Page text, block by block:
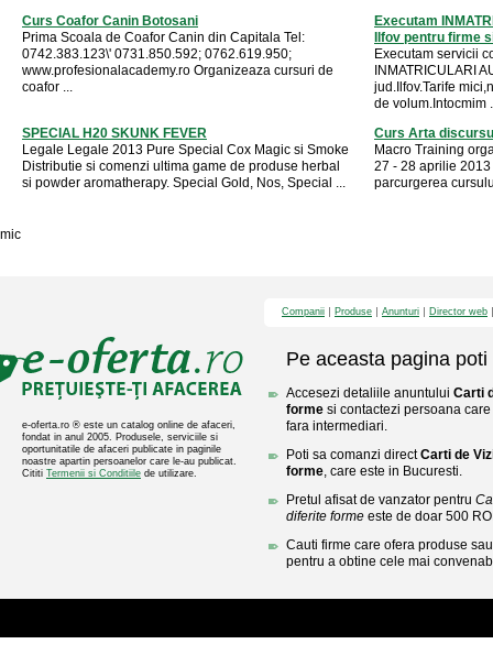
Curs Coafor Canin Botosani
Prima Scoala de Coafor Canin din Capitala Tel:
0742.383.123\' 0731.850.592; 0762.619.950;
www.profesionalacademy.ro Organizeaza cursuri de
coafor ...
Executam
Ilfov pentru firme
Executam servicii
INMATRICULARI
jud.Ilfov.Tarife
de volum.Intocmim
SPECIAL H20 SKUNK FEVER
Legale Legale 2013 Pure Special Cox Magic si Smoke
Distributie si comenzi ultima game de produse herbal
si powder aromatherapy. Special Gold, Nos, Special ...
Curs Arta
Macro Training
27 - 28 aprilie
parcurgerea
mic
e-oferta.ro ® este un catalog online de afaceri,
fondat in anul 2005. Produsele, serviciile si
oportunitatile de afaceri publicate in paginile
noastre apartin persoanelor care le-au publicat.
Cititi Termenii si Conditiile de utilizare.
Companii Produse Anunturi Director web
Pe aceasta pagina poti
Accesezi detaliile anuntului Carti
forme si contactezi persoana
fara intermediari.
Poti sa comanzi directCarti de
forme, care este in Bucuresti.
Pretul afisat de vanzator pentru
diferite forme este de doar 500
Cauti firme care ofera produse
pentru a obtine cele mai